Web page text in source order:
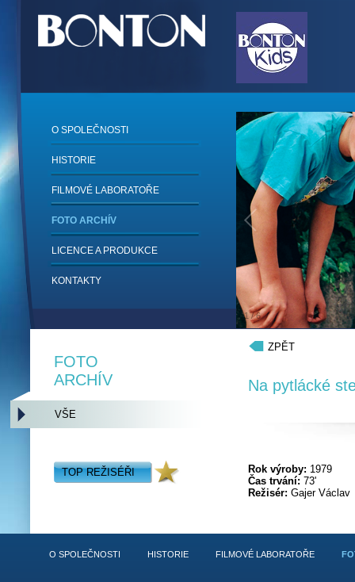
1/6
O SPOLEČNOSTI
HISTORIE
FILMOVÉ LABORATOŘE
FOTO ARCHÍV
LICENCE A PRODUKCE
KONTAKTY
ZPĚT
Na pytlácké
Rok výroby: 1979
Čas trvání: 73'
Režisér: Gajer Václav
FOTO
ARCHÍV
VŠE
TOP REŽISÉŘI
O SPOLEČNOSTI HISTORIE FILMOVÉ LABORATOŘE